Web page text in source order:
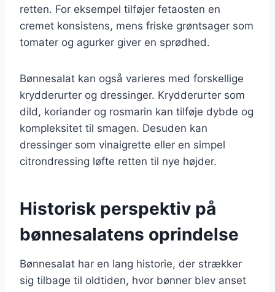
retten. For eksempel tilføjer fetaosten en
cremet konsistens, mens friske grøntsager som
tomater og agurker giver en sprødhed.
Bønnesalat kan også varieres med forskellige
krydderurter og dressinger. Krydderurter som
dild, koriander og rosmarin kan tilføje dybde og
kompleksitet til smagen. Desuden kan
dressinger som vinaigrette eller en simpel
citrondressing løfte retten til nye højder.
Historisk perspektiv på
bønnesalatens oprindelse
Bønnesalat har en lang historie, der strækker
sig tilbage til oldtiden, hvor bønner blev anset